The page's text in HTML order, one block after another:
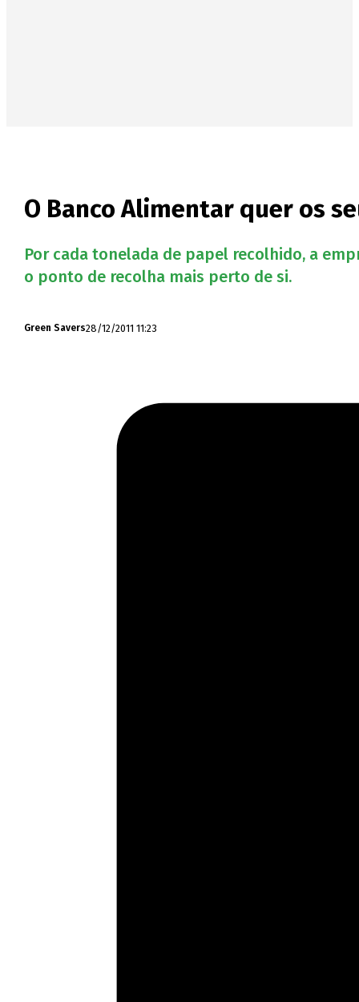
O Banco Alimentar quer os
Por cada tonelada de papel recolhido, a
o ponto de recolha mais perto de si.
Green Savers28/12/2011 11:23